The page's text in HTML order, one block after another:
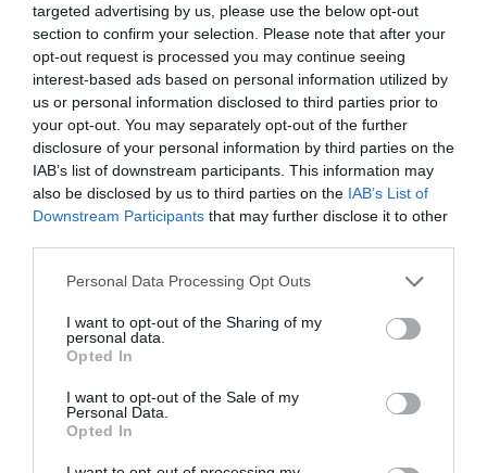
targeted advertising by us, please use the below opt-out
section to confirm your selection. Please note that after your
opt-out request is processed you may continue seeing
interest-based ads based on personal information utilized by
us or personal information disclosed to third parties prior to
your opt-out. You may separately opt-out of the further
disclosure of your personal information by third parties on the
IAB’s list of downstream participants. This information may
also be disclosed by us to third parties on the IAB’s List of
Downstream Participants that may further disclose it to other
Please note that this website/app uses one or more Google
not limited to your visit or usage behaviour. You may click to
grant or deny consent to Google and its third-party tags to
use your data for below specified purposes in below Google
consent section.
Personal Data Processing Opt Outs
I want to opt-out of the Sharing of my
personal data.
Opted In
I want to opt-out of the Sale of my
Personal Data.
Opted In
Berlino 2006, una notte da campioni del mondo
18 Luglio 2026
Inghilterra-Argentina, molto più di una partita